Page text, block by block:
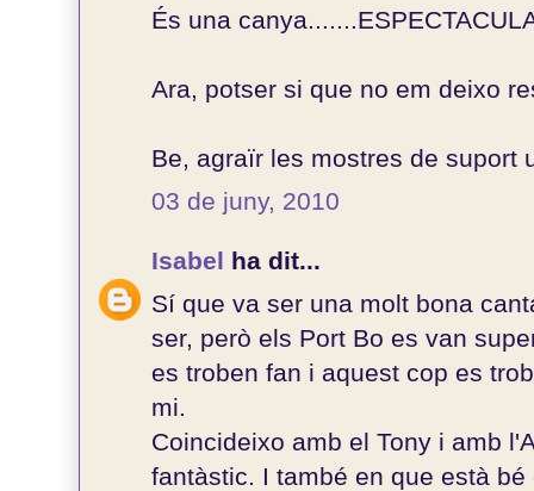
És una
Ara, potser si que no em deixo
Be, agraïr les mostres de suport
03 de juny, 2010
Isabel ha dit...
Sí que va ser una molt bona
ser, però els Port Bo es van
es troben fan i aquest cop es
mi.
Coincideixo amb el Tony i amb
fantàstic. I també en que està